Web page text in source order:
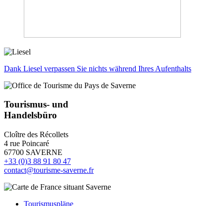
Dank Liesel verpassen Sie nichts während Ihres Aufenthalts
Tourismus- und
Handelsbüro
Cloître des Récollets
4 rue Poincaré
67700 SAVERNE
+33 (0)3 88 91 80 47
contact@tourisme-saverne.fr
Tourismuspläne